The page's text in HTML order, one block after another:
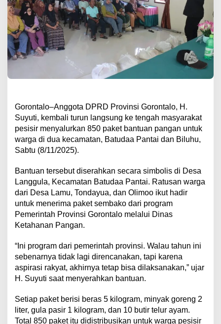
Gorontalo–Anggota DPRD Provinsi Gorontalo, H.
Suyuti, kembali turun langsung ke tengah masyarakat
pesisir menyalurkan 850 paket bantuan pangan untuk
warga di dua kecamatan, Batudaa Pantai dan Biluhu,
Sabtu (8/11/2025).
Bantuan tersebut diserahkan secara simbolis di Desa
Langgula, Kecamatan Batudaa Pantai. Ratusan warga
dari Desa Lamu, Tondayua, dan Olimoo ikut hadir
untuk menerima paket sembako dari program
Pemerintah Provinsi Gorontalo melalui Dinas
Ketahanan Pangan.
“Ini program dari pemerintah provinsi. Walau tahun ini
sebenarnya tidak lagi direncanakan, tapi karena
aspirasi rakyat, akhirnya tetap bisa dilaksanakan,” ujar
H. Suyuti saat menyerahkan bantuan.
Setiap paket berisi beras 5 kilogram, minyak goreng 2
liter, gula pasir 1 kilogram, dan 10 butir telur ayam.
Total 850 paket itu didistribusikan untuk warga pesisir